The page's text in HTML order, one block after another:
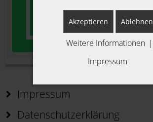
Impressum
Datenschutzerklärung
Akzeptieren Ablehnen
Weitere Informationen |
Impressum